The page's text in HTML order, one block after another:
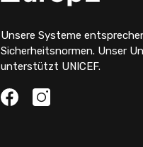
Unsere Systeme
Sicherheitsnormen. Unser
unterstützt UNICEF.